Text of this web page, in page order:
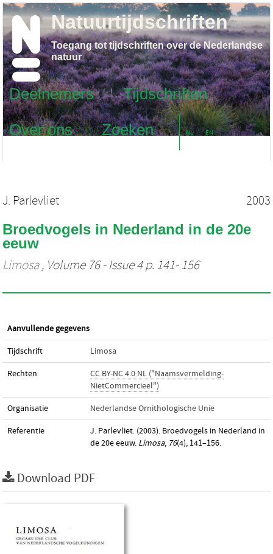
Deelnemers
Tijdschriften
Over ons
Zoeken NL EN
Natuurtijdschriften
Toegang tot tijdschriften over de Nederlandse
natuur
J. Parlevliet 2003
Broedvogels in Nederland in de 20e
eeuw
Limosa, Volume 76 - Issue 4 p. 141- 156
Aanvullende gegevens
Tijdschrift Limosa
Rechten
CC BY-NC 4.0 NL ("Naamsvermelding-
NietCommercieel")
Organisatie Nederlandse Ornithologische Unie
Referentie
J. Parlevliet. (2003). Broedvogels in Nederland in
de 20e eeuw. Limosa, 76(4), 141–156.
Download PDF